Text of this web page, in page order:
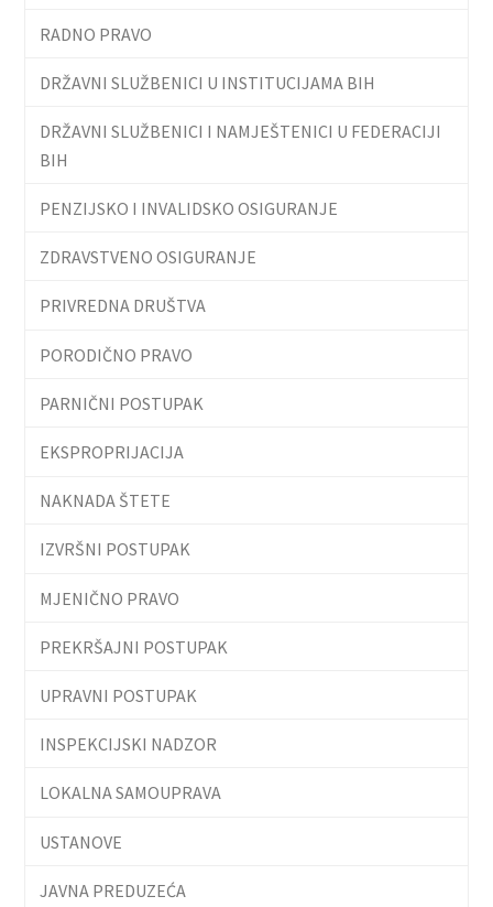
RADNO PRAVO
DRŽAVNI SLUŽBENICI U INSTITUCIJAMA BIH
DRŽAVNI SLUŽBENICI I NAMJEŠTENICI U FEDERACIJI
BIH
PENZIJSKO I INVALIDSKO OSIGURANJE
ZDRAVSTVENO OSIGURANJE
PRIVREDNA DRUŠTVA
PORODIČNO PRAVO
PARNIČNI POSTUPAK
EKSPROPRIJACIJA
NAKNADA ŠTETE
IZVRŠNI POSTUPAK
MJENIČNO PRAVO
PREKRŠAJNI POSTUPAK
UPRAVNI POSTUPAK
INSPEKCIJSKI NADZOR
LOKALNA SAMOUPRAVA
USTANOVE
JAVNA PREDUZEĆA